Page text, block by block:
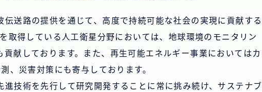
送路の提供を通じて、高度で持続可能な社会の実現に貢献する
取得している人工衛星分野においては、地球環境のモニタリン
献しております。また、再生可能エネルギー事業においてはカ
、災害対策にも寄与しております。
技術を先行して研究開発することに常に挑み続け、サステナブ